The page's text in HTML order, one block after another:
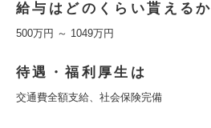
給与はどのくらい貰えるか
500万円 ～ 1049万円
待遇・福利厚生は
交通費全額支給、社会保険完備